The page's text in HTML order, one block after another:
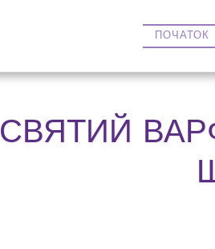
ПОЧАТОК
СВЯТИЙ